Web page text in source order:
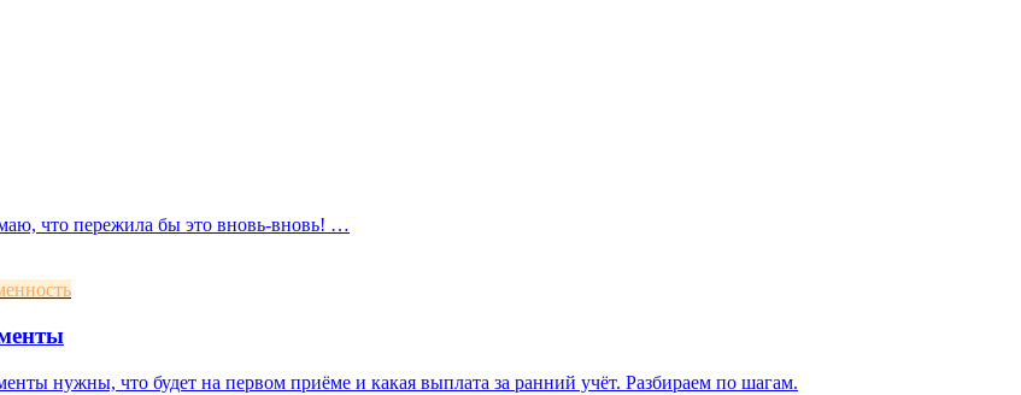
что пережила бы это вновь-вновь! …
нужны, что будет на первом приёме и какая выплата за ранний учёт. Разбираем по шагам.